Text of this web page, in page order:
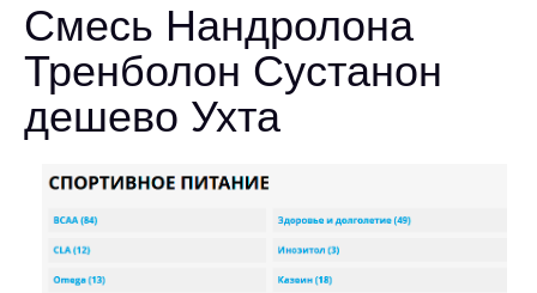
Смесь Нандролона
Тренболон Сустанон
дешево Ухта